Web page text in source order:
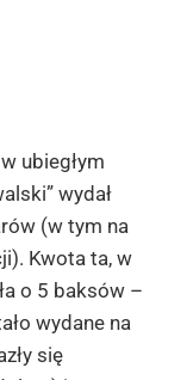
ubiegłym
wydał
(w tym na
Kwota ta, w
o 5 baksów –
wydane na
się